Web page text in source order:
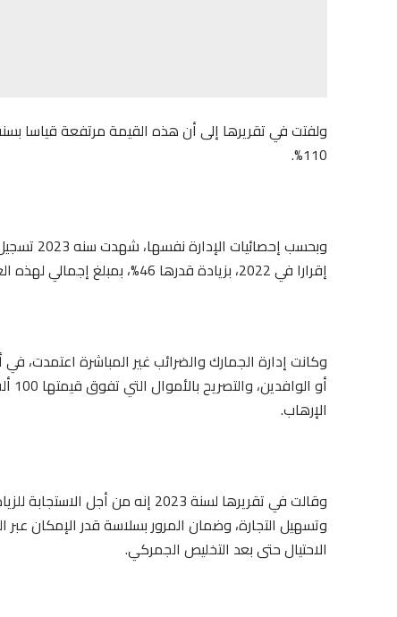
110%.
إقرارا في 2022، بزيادة قدرها 46%، بمبلغ إجمالي لهذه العملات يعادل ملياري درهم، مقارنة بـ 1.5 مليار درهم في 2022.
الإرهاب.
وقالت في تقريرها لسنة 2023 إنه
وتسهيل التجارة، وضمان المرور بسلاسة قدر الإمكان
الاحتيال حتى بعد التخليص الجمركي.